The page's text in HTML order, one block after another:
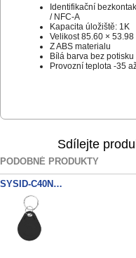
Identifikační
/ NFC-A
Kapacita úložiště: 1K
Velikost 85.60 × 53.98
Z ABS materialu
Bílá barva bez potisku
Provozní teplota -35
Sdílejte
PODOBNÉ PRODUKTY
SYSID-C40NFC bezkontaktní čip NFC 13.56MHz černa